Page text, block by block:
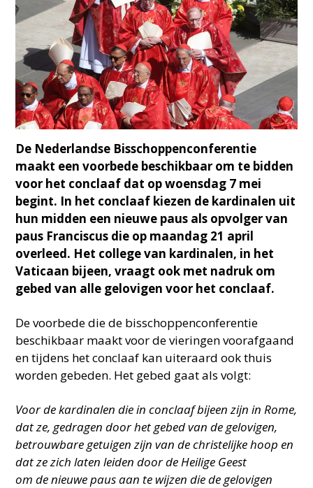
De Nederlandse Bisschoppenconferentie
maakt een voorbede beschikbaar om te bidden
voor het conclaaf dat op woensdag 7 mei
begint. In het conclaaf kiezen de kardinalen uit
hun midden een nieuwe paus als opvolger van
paus Franciscus die op maandag 21 april
overleed. Het college van kardinalen, in het
Vaticaan bijeen, vraagt ook met nadruk om
gebed van alle gelovigen voor het conclaaf.
De voorbede die de bisschoppenconferentie
beschikbaar maakt voor de vieringen voorafgaand
en tijdens het conclaaf kan uiteraard ook thuis
worden gebeden. Het gebed gaat als volgt:
Voor de kardinalen die in conclaaf bijeen zijn in Rome,
dat ze, gedragen door het gebed van de gelovigen,
betrouwbare getuigen zijn van de christelijke hoop en
dat ze zich laten leiden door de Heilige Geest
om de nieuwe paus aan te wijzen die de gelovigen